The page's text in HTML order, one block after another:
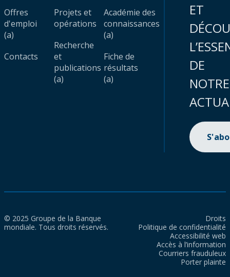
Offres
d'emploi
(a)
Contacts
Projets et
opérations
Recherche
et
publications
(a)
Académie des
connaissances
(a)
Fiche de
résultats
(a)
ET
DE
NOTRE
© 2025 Groupe de la Banque
mondiale. Tous droits réservés.
Droits
Politique de confidentialité
Accessibilité web
Accès à l’information
Courriers frauduleux
Porter plainte